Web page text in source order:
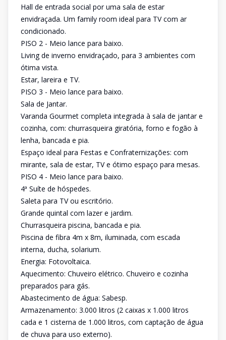
Hall de entrada social por uma sala de estar
envidraçada. Um family room ideal para TV com ar
condicionado.
PISO 2 - Meio lance para baixo.
Living de inverno envidraçado, para 3 ambientes com
ótima vista.
Estar, lareira e TV.
PISO 3 - Meio lance para baixo.
Sala de Jantar.
Varanda Gourmet completa integrada à sala de jantar e
cozinha, com: churrasqueira giratória, forno e fogão à
lenha, bancada e pia.
Espaço ideal para Festas e Confraternizações: com
mirante, sala de estar, TV e ótimo espaço para mesas.
PISO 4 - Meio lance para baixo.
4ª Suíte de hóspedes.
Saleta para TV ou escritório.
Grande quintal com lazer e jardim.
Churrasqueira piscina, bancada e pia.
Piscina de fibra 4m x 8m, iluminada, com escada
interna, ducha, solarium.
Energia: Fotovoltaica.
Aquecimento: Chuveiro elétrico. Chuveiro e cozinha
preparados para gás.
Abastecimento de água: Sabesp.
Armazenamento: 3.000 litros (2 caixas x 1.000 litros
cada e 1 cisterna de 1.000 litros, com captação de água
de chuva para uso externo).